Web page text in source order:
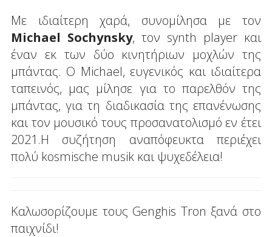
Με ιδιαίτερη χαρά, συνομίλησα με τον
Michael Sochynsky, τον synth player και
έναν εκ των δύο κινητήριων μοχλών της
μπάντας. Ο Michael, ευγενικός και ιδιαίτερα
ταπεινός, μας μίλησε για το παρελθόν της
μπάντας, για τη διαδικασία της επανένωσης
και τον μουσικό τους προσανατολισμό εν έτει
2021.Η συζήτηση αναπόφευκτα περιέχει
πολύ kosmische musik και ψυχεδέλεια!
Καλωσορίζουμε τους Genghis Tron ξανά στο
παιχνίδι!